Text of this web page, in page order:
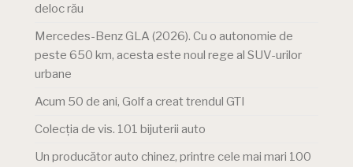
deloc rău
Mercedes-Benz GLA (2026). Cu o autonomie de
peste 650 km, acesta este noul rege al SUV-urilor
urbane
Acum 50 de ani, Golf a creat trendul GTI
Colecția de vis. 101 bijuterii auto
Un producător auto chinez, printre cele mai mari 100